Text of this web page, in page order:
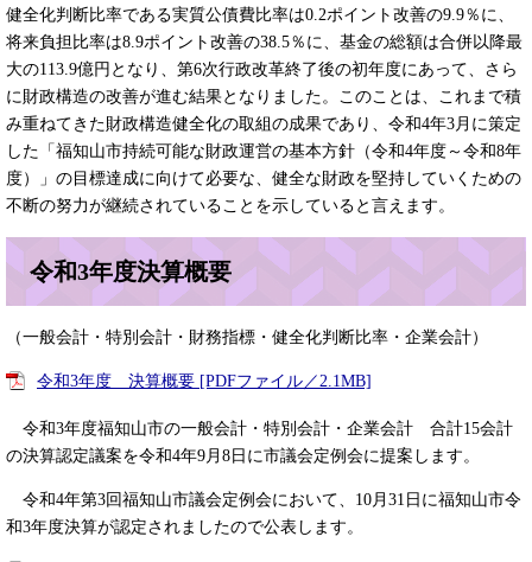
健全化判断比率である実質公債費比率は0.2ポイント改善の9.9％に、
将来負担比率は8.9ポイント改善の38.5％に、基金の総額は合併以降最
大の113.9億円となり、第6次行政改革終了後の初年度にあって、さら
に財政構造の改善が進む結果となりました。このことは、これまで積
み重ねてきた財政構造健全化の取組の成果であり、令和4年3月に策定
した「福知山市持続可能な財政運営の基本方針（令和4年度～令和8年
度）」の目標達成に向けて必要な、健全な財政を堅持していくための
不断の努力が継続されていることを示していると言えます。
令和3年度決算概要
（一般会計・特別会計・財務指標・健全化判断比率・企業会計）
令和3年度 決算概要 [PDFファイル／2.1MB]
令和3年度福知山市の一般会計・特別会計・企業会計 合計15会計
の決算認定議案を令和4年9月8日に市議会定例会に提案します。
令和4年第3回福知山市議会定例会において、10月31日に福知山市令
和3年度決算が認定されましたので公表します。